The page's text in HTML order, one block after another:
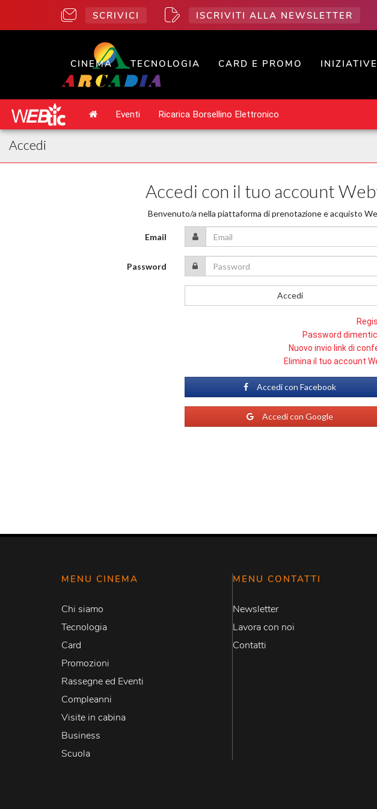
SCRIVICI ISCRIVITI ALLA NEWSLETTER
CINEMA TECNOLOGIA CARD E PROMO INIZIATIVE
MENU CINEMA
Chi siamo
Tecnologia
Card
Promozioni
Rassegne ed Eventi
Compleanni
Visite in cabina
Business
Scuola
MENU CONTATTI
Newsletter
Lavora con noi
Contatti